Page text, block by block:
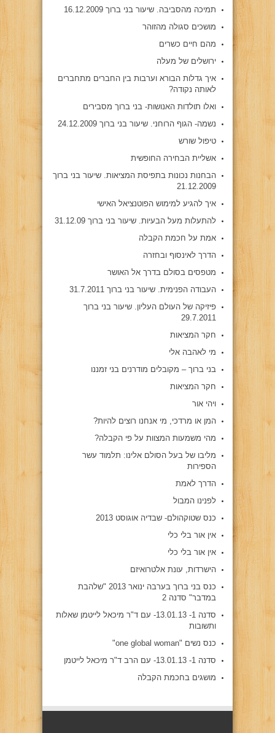
תמיכה מהסביבה. שיעור בני ברוך 16.12.2009
מושכים סגולה מהזוהר
מהם חיים כשרים
ירושלים של מעלה
איך גדלות הבורא וערבות בין החברים מתחברים
לאותה נקודה?
ואלו תולדות האנושות- בני ברוך מסבירים
נשמה- הגוף הרוחני. שיעור בני ברוך 24.12.2009
טיפול שורש
אשליית הבחירה החופשית
הבחנות נכונות בתפיסת המציאות. שיעור בני ברוך
21.12.2009
איך להגיע למימוש הפוטנציאל האישי
להתעלות מעל הבעיות. שיעור בני ברוך 31.12.09
אמת על חכמת הקבלה
הדרך לאינסוף ובחזרה
מטפסים בסולם בדרך אל האושר
העבודה הפנימית. שיעור בני ברוך 31.7.2011
פיזיקה של העולם העליון. שיעור בני ברוך
29.7.2011
חקר המציאות
מי לאהבה אלי
בני ברוך – מקובלים מודרנים בני זמננו
חקר המציאות
ויהי אור
המן או מרדכי, מי אנחנו רוצים להיות?
מהי משמעות המצוות על פי הקבלה?
מליבו של בעל הסולם אלינו: תלמוד עשר
הספירות
הדרך לאמת
לפנינו המבול
כנס שטוקהולם- שבדיה אוגוסט 2013
אין אור בלי כלי
אין אור בלי כלי
הישרדות, עונת אלטרואיזם
כנס בני ברוך בערבה ינואר 2013 "שלהבת
במדבר" סדנה 2
סדנה 1- 13.01.13- עם ד"ר מיכאל לייטמן שאלות
ותשובות
כנס נשים "one global woman"
סדנה 1- 13.01.13- עם הרב ד"ר מיכאל לייטמן
מושגים בחכמת הקבלה